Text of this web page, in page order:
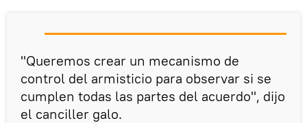
"Queremos crear un mecanismo de
control del armisticio para observar si se
cumplen todas las partes del acuerdo", dijo
el canciller galo.